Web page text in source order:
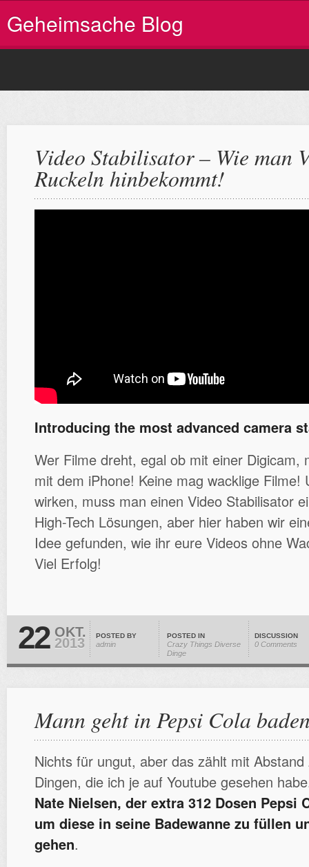
Geheimsache Blog
Video Stabilisator – Wie man
Ruckeln hinbekommt!
Introducing the most advanced camera
Wer Filme dreht, egal ob mit einer Digicam,
mit dem iPhone! Keine mag wacklige Filme!
wirken, muss man einen Video Stabilisator
High-Tech Lösungen, aber hier haben wir
Idee gefunden, wie ihr eure Videos ohne
Viel Erfolg!
22 OKT.
2013 POSTED BY
admin
POSTED IN
Crazy Things Diverse
Dinge
DISCUSSION
0 Comments
Mann geht in Pepsi Cola
Nichts für ungut, aber das zählt mit
Dingen, die ich je auf Youtube gesehen
Nate Nielsen, der extra 312 Dosen Pepsi
um diese in seine Badewanne zu füllen
gehen.